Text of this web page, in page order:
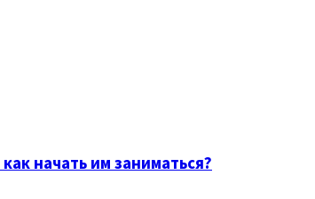
начать им заниматься?